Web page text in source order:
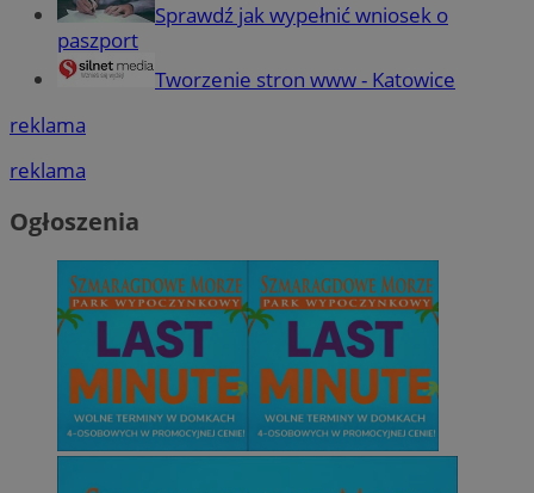
Sprawdź jak wypełnić wniosek o
paszport
Tworzenie stron www - Katowice
reklama
reklama
Ogłoszenia